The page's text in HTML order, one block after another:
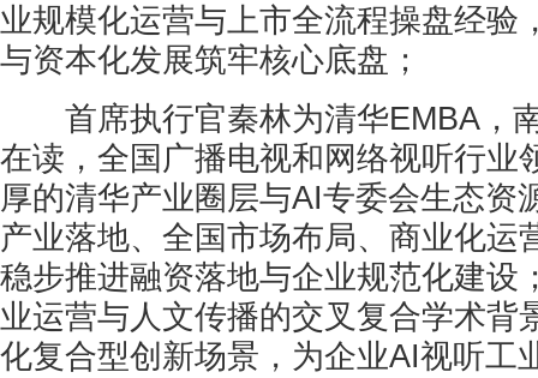
业规模化运营与上市全流程操盘经验
与资本化发展筑牢核心底盘；
首席执行官秦林为清华EMBA，
在读，全国广播电视和网络视听行业
厚的清华产业圈层与AI专委会生态资
产业落地、全国市场布局、商业化运
稳步推进融资落地与企业规范化建设
业运营与人文传播的交叉复合学术背
化复合型创新场景，为企业AI视听工